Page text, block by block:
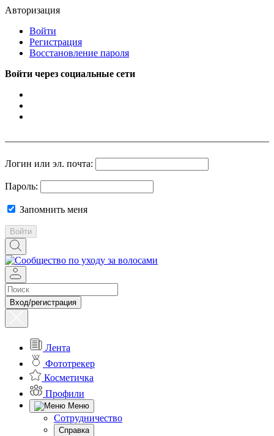
Авторизация
Войти
Регистрация
Восстановление пароля
Войти через социальные сети
Логин или эл. почта:
Пароль:
Запомнить меня
Войти
Вход/регистрация
Лента
Фототрекер
Косметичка
Профили
Меню
Сотрудничество
Справка